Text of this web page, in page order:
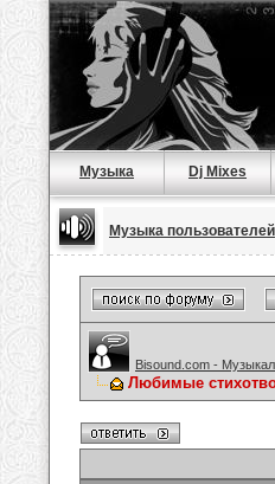
Музыка Dj Mixes
Музыка пользователей
Bisound.com -
Любимые